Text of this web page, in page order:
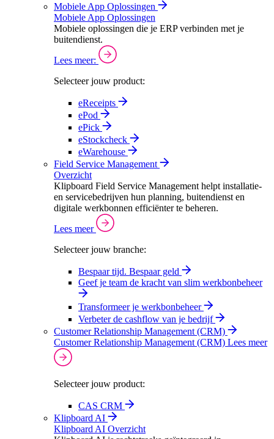
Mobiele App Oplossingen
Mobiele App Oplossingen
Mobiele oplossingen die je ERP verbinden met je
buitendienst.
Lees meer:
Selecteer jouw product:
eReceipts
ePod
ePick
eStockcheck
eWarehouse
Field Service Management
Overzicht
Klipboard Field Service Management helpt installatie-
en servicebedrijven hun planning, buitendienst en
digitale werkbonnen efficiënter te beheren.
Lees meer
Selecteer jouw branche:
Bespaar tijd. Bespaar geld
Geef je team de kracht van slim werkbonbeheer
Transformeer je werkbonbeheer
Verbeter de cashflow van je bedrijf
Customer Relationship Management (CRM)
Customer Relationship Management (CRM) Lees meer
Selecteer jouw product:
CAS CRM
Klipboard AI
Klipboard AI Overzicht